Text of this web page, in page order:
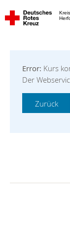
Error: Kurs
Der